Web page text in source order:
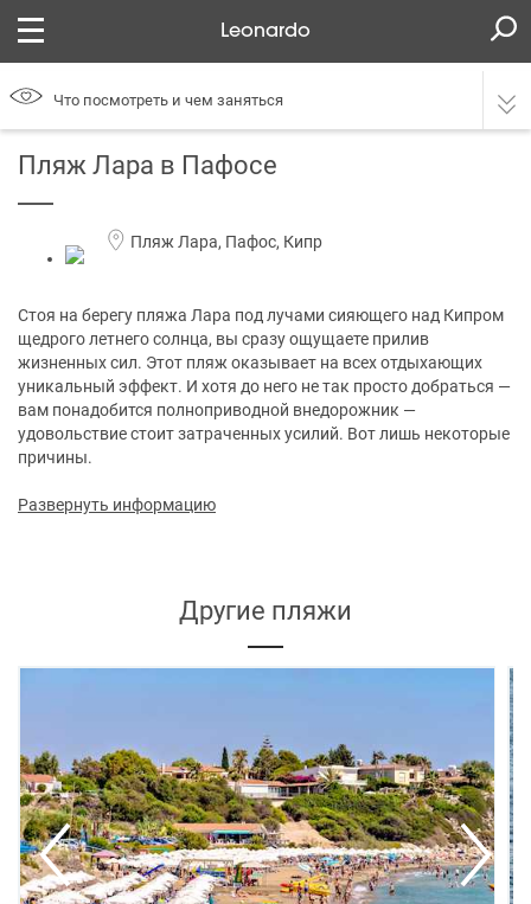
Leonardo
Что посмотреть и чем заняться
Пляж Лара в Пафосе
Пляж Лара, Пафос, Кипр
Стоя на берегу пляжа Лара под лучами сияющего над Кипром
щедрого летнего солнца, вы сразу ощущаете прилив
жизненных сил. Этот пляж оказывает на всех отдыхающих
уникальный эффект. И хотя до него не так просто добраться —
вам понадобится полноприводной внедорожник —
удовольствие стоит затраченных усилий. Вот лишь некоторые
причины.
Развернуть информацию
Другие пляжи